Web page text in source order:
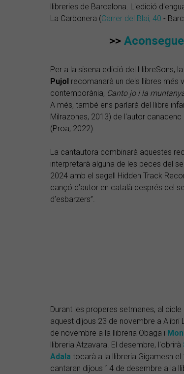
llibreries de Barcelona. L'edició
La Carbonera (Carrer del Blai, 40 -
>>
Per a la sisena edició del LlibreSons,
Pujol recomanarà un dels llibres més
contemporània, Canto jo i la
A més, també ens parlarà del llibre
Milrazones, 2013) de l'autor
(Proa, 2022).
La cantautora combinarà aquestes
interpretarà alguna de les peces del
2024 amb el segell Hidden Track
cançó d’autor en català després del
d’esbarzers”.
Durant les properes setmanes, al
aquest dijous 23 de novembre a Alibri
de novembre a la llibreria Obaga i
llibreria Atzavara. El desembre, l'obrirà
Adala tocarà a la llibreria Gigamesh el
cantaran dijous 14 de desembre a la